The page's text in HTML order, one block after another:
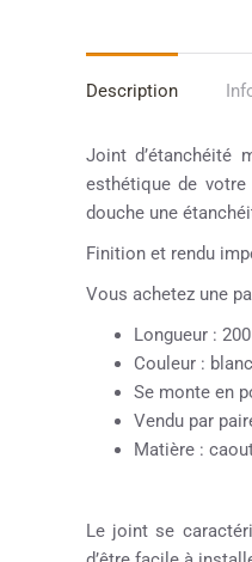
Description
Joint d’étanchéité
esthétique de
douche une
Finition et rendu
Vous achetez une
Longueur :
Couleur : blanc
Se monte en
Vendu par
Matière :
Le joint se